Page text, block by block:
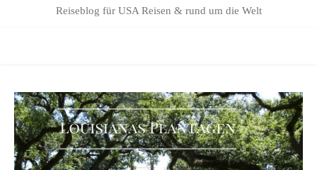
Reiseblog für USA Reisen & rund um die Welt